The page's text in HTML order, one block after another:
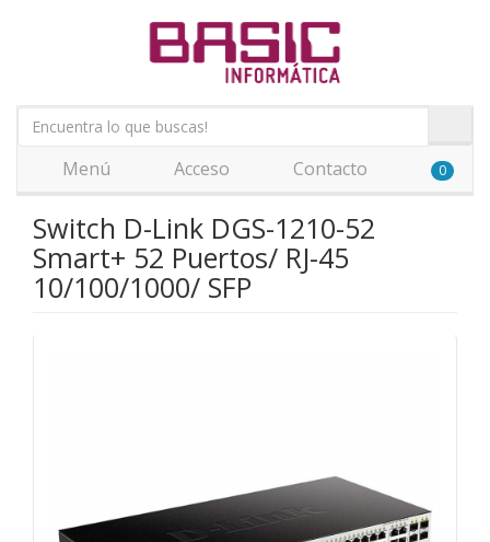
Menú Acceso Contacto 0
Switch D-Link DGS-1210-52
Smart+ 52 Puertos/ RJ-45
10/100/1000/ SFP